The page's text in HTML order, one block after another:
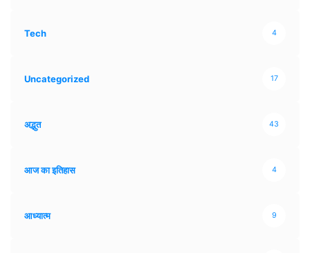
Tech 4
Uncategorized 17
अद्भुत 43
आज का इतिहास 4
आध्यात्म 9